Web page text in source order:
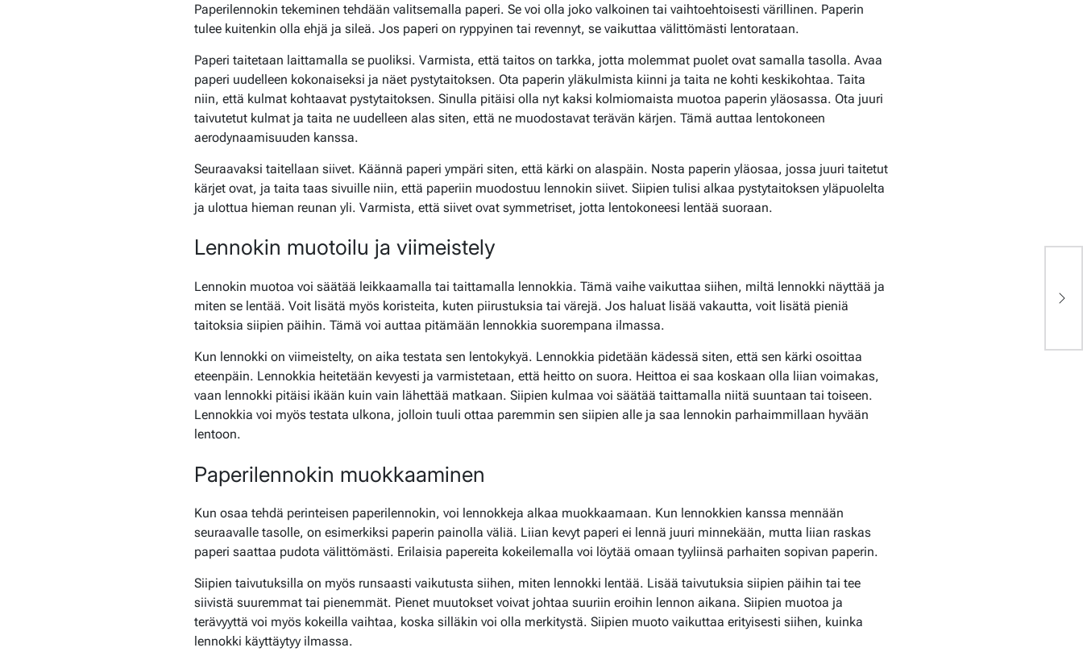
Paperilennokin tekeminen tehdään valitsemalla paperi. Se voi olla joko valkoinen tai vaihtoehtoisesti värillinen. Paperin
tulee kuitenkin olla ehjä ja sileä. Jos paperi on ryppyinen tai revennyt, se vaikuttaa välittömästi lentorataan.
Paperi taitetaan laittamalla se puoliksi. Varmista, että taitos on tarkka, jotta molemmat puolet ovat samalla tasolla. Avaa
paperi uudelleen kokonaiseksi ja näet pystytaitoksen. Ota paperin yläkulmista kiinni ja taita ne kohti keskikohtaa. Taita
niin, että kulmat kohtaavat pystytaitoksen. Sinulla pitäisi olla nyt kaksi kolmiomaista muotoa paperin yläosassa. Ota juuri
taivutetut kulmat ja taita ne uudelleen alas siten, että ne muodostavat terävän kärjen. Tämä auttaa lentokoneen
aerodynaamisuuden kanssa.
Seuraavaksi taitellaan siivet. Käännä paperi ympäri siten, että kärki on alaspäin. Nosta paperin yläosaa, jossa juuri taitetut
kärjet ovat, ja taita taas sivuille niin, että paperiin muodostuu lennokin siivet. Siipien tulisi alkaa pystytaitoksen yläpuolelta
ja ulottua hieman reunan yli. Varmista, että siivet ovat symmetriset, jotta lentokoneesi lentää suoraan.
Lennokin muotoilu ja viimeistely
Lennokin muotoa voi säätää leikkaamalla tai taittamalla lennokkia. Tämä vaihe vaikuttaa siihen, miltä lennokki näyttää ja
miten se lentää. Voit lisätä myös koristeita, kuten piirustuksia tai värejä. Jos haluat lisää vakautta, voit lisätä pieniä
taitoksia siipien päihin. Tämä voi auttaa pitämään lennokkia suorempana ilmassa.
Kun lennokki on viimeistelty, on aika testata sen lentokykyä. Lennokkia pidetään kädessä siten, että sen kärki osoittaa
eteenpäin. Lennokkia heitetään kevyesti ja varmistetaan, että heitto on suora. Heittoa ei saa koskaan olla liian voimakas,
vaan lennokki pitäisi ikään kuin vain lähettää matkaan. Siipien kulmaa voi säätää taittamalla niitä suuntaan tai toiseen.
Lennokkia voi myös testata ulkona, jolloin tuuli ottaa paremmin sen siipien alle ja saa lennokin parhaimmillaan hyvään
lentoon.
Paperilennokin muokkaaminen
Kun osaa tehdä perinteisen paperilennokin, voi lennokkeja alkaa muokkaamaan. Kun lennokkien kanssa mennään
seuraavalle tasolle, on esimerkiksi paperin painolla väliä. Liian kevyt paperi ei lennä juuri minnekään, mutta liian raskas
paperi saattaa pudota välittömästi. Erilaisia papereita kokeilemalla voi löytää omaan tyyliinsä parhaiten sopivan paperin.
Siipien taivutuksilla on myös runsaasti vaikutusta siihen, miten lennokki lentää. Lisää taivutuksia siipien päihin tai tee
siivistä suuremmat tai pienemmät. Pienet muutokset voivat johtaa suuriin eroihin lennon aikana. Siipien muotoa ja
terävyyttä voi myös kokeilla vaihtaa, koska silläkin voi olla merkitystä. Siipien muoto vaikuttaa erityisesti siihen, kuinka
lennokki käyttäytyy ilmassa.